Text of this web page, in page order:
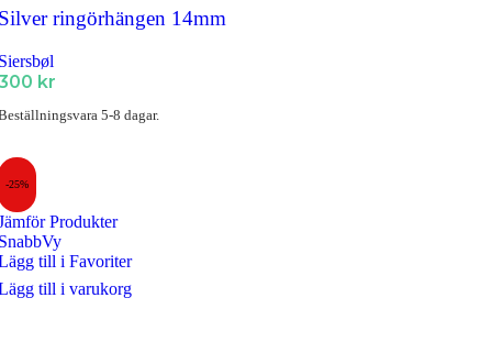
ringörhängen 14mm
kr
5-8 dagar.
-25%
Produkter
till i Favoriter
till i varukorg